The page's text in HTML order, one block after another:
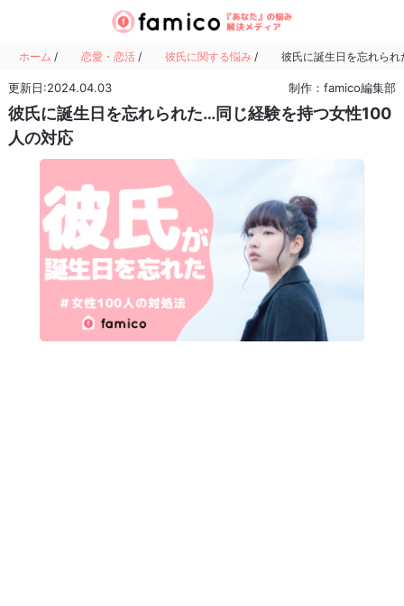
ホーム / 恋愛・恋活 / 彼氏に関する悩み / 彼氏に誕生日を忘れら
更新日:2024.04.03 制作：famico編集部
彼氏に誕生日を忘れられた…同じ経験を持つ女性100
人の対応